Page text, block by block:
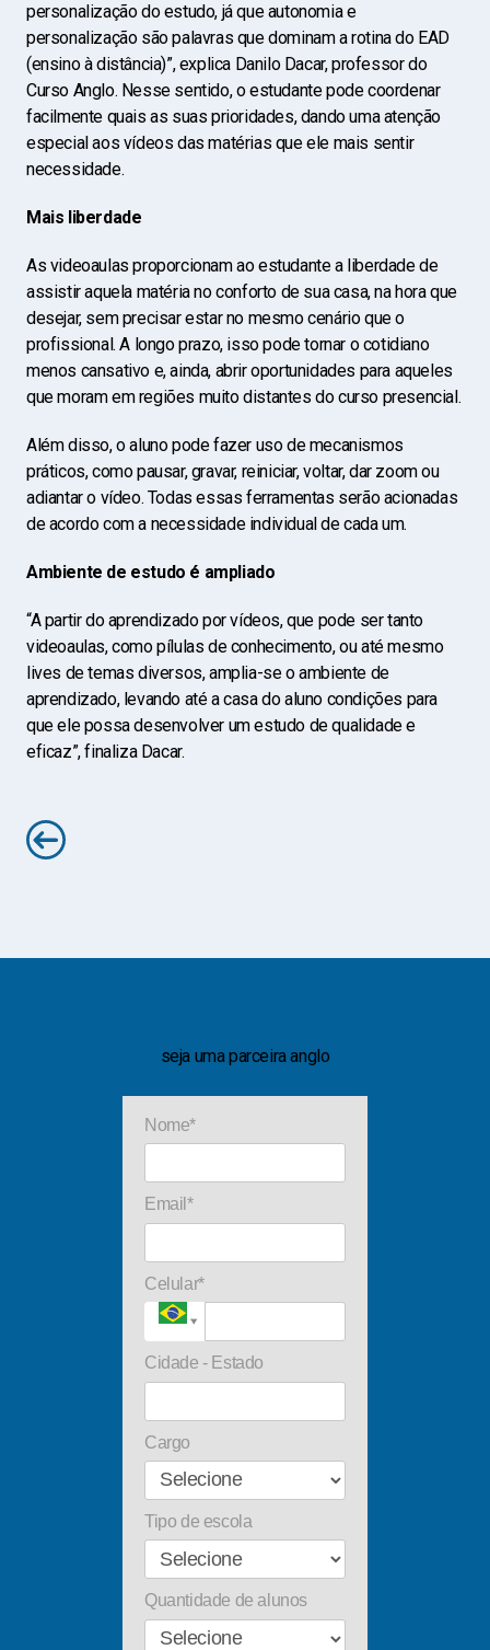
personalização do estudo, já que autonomia e
personalização são palavras que dominam a rotina do EAD
(ensino à distância)”, explica Danilo Dacar, professor do
Curso Anglo. Nesse sentido, o estudante pode coordenar
facilmente quais as suas prioridades, dando uma atenção
especial aos vídeos das matérias que ele mais sentir
necessidade.
Mais liberdade
As videoaulas proporcionam ao estudante a liberdade de
assistir aquela matéria no conforto de sua casa, na hora que
desejar, sem precisar estar no mesmo cenário que o
profissional. A longo prazo, isso pode tornar o cotidiano
menos cansativo e, ainda, abrir oportunidades para aqueles
que moram em regiões muito distantes do curso presencial.
Além disso, o aluno pode fazer uso de mecanismos
práticos, como pausar, gravar, reiniciar, voltar, dar zoom ou
adiantar o vídeo. Todas essas ferramentas serão acionadas
de acordo com a necessidade individual de cada um.
Ambiente de estudo é ampliado
“A partir do aprendizado por vídeos, que pode ser tanto
videoaulas, como pílulas de conhecimento, ou até mesmo
lives de temas diversos, amplia-se o ambiente de
aprendizado, levando até a casa do aluno condições para
que ele possa desenvolver um estudo de qualidade e
eficaz”, finaliza Dacar.
seja uma parceira anglo
Nome*
Email*
Celular*
Cidade - Estado
Cargo
Tipo de escola
Quantidade de alunos